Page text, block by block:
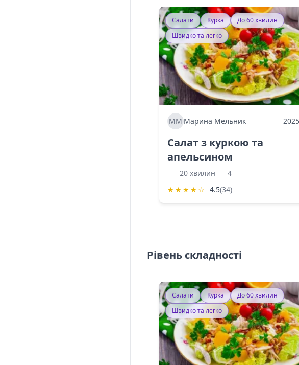
Салати Курка
До 60 хвилин
Швидко та легко
ММ Марина Мельник
Салат з куркою та
апельсином
20 хвилин
4
★ ★ ★ ★ ☆ 4.5(34)
Рівень складності
Салати Курка
До 60 хвилин
Швидко та легко